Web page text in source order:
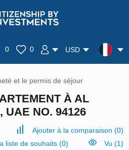
0 0 USD
et le permis de séjour
À AL
UAE NO. 94126
Ajouter à la comparaison (0)
liste de souhaits(0)
Vu (1)